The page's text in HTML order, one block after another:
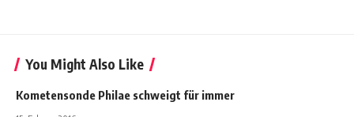
You Might Also Like
Kometensonde Philae schweigt für immer